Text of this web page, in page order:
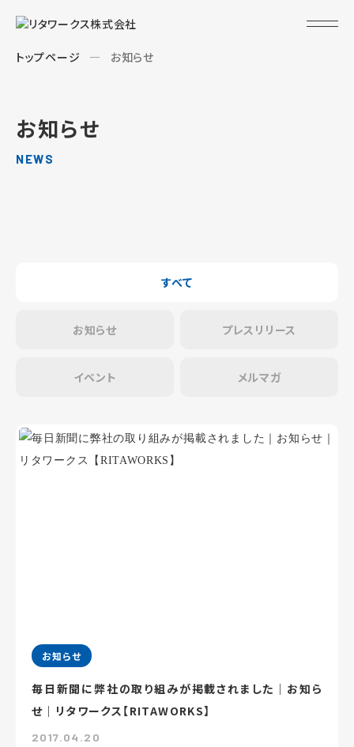
トップページ お知らせ
お知らせ
NEWS
すべて
お知らせ プレスリリース
イベント メルマガ
お知らせ
毎日新聞に弊社の取り組みが掲載されました｜お知ら
せ｜リタワークス【RITAWORKS】
2017.04.20